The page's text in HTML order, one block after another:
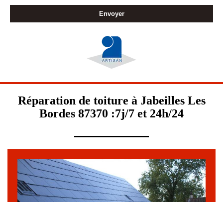
Réparation de toiture à Jabeilles Les
Bordes 87370 :7j/7 et 24h/24